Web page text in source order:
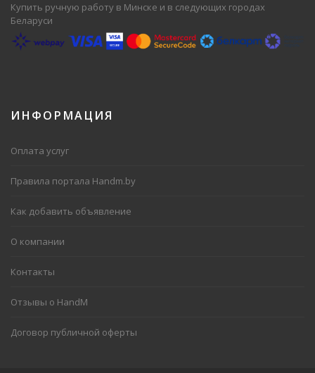
Купить ручную работу в Минске и в следующих городах
Беларуси
ИНФОРМАЦИЯ
Оплата услуг
Правила портала Handm.by
Как добавить объявление
О компании
Контакты
Отзывы о HandM
Договор публичной оферты